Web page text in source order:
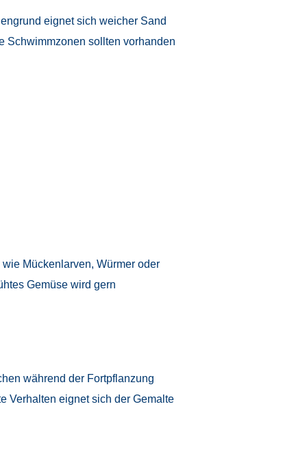
eignet sich weicher Sand
Schwimmzonen sollten vorhanden
wie Mückenlarven, Würmer oder
Gemüse wird gern
während der Fortpflanzung
Verhalten eignet sich der Gemalte